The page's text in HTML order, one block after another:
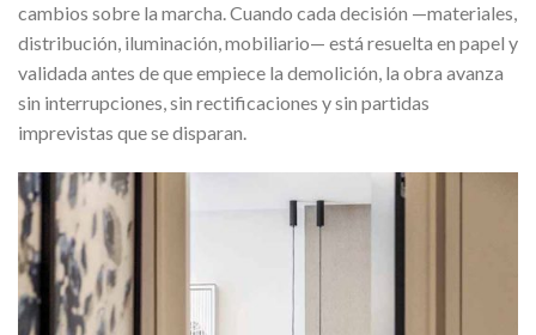
cambios sobre la marcha. Cuando cada decisión —materiales,
distribución, iluminación, mobiliario— está resuelta en papel y
validada antes de que empiece la demolición, la obra avanza
sin interrupciones, sin rectificaciones y sin partidas
imprevistas que se disparan.